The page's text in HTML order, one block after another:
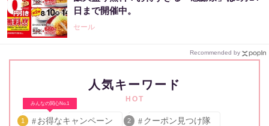
日まで開催中。
セール
Recommended by
人気キーワード
HOT
みんなの関心No.1
1 お得なキャンペーン 2 クーポン見つけ隊